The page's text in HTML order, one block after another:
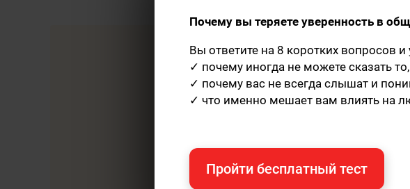
Почему вы теряете уверенность в
Вы ответите на 8 коротких вопросов и
✓ почему иногда не можете сказать то,
✓ почему вас не всегда слышат и
✓ что именно мешает вам влиять на
Пройти бесплатный тест